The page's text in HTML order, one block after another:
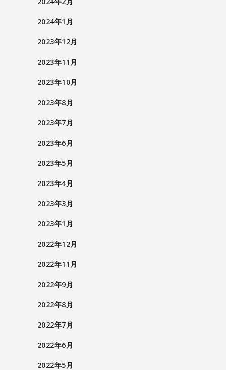
2024年1月
2023年12月
2023年11月
2023年10月
2023年8月
2023年7月
2023年6月
2023年5月
2023年4月
2023年3月
2023年1月
2022年12月
2022年11月
2022年9月
2022年8月
2022年7月
2022年6月
2022年5月